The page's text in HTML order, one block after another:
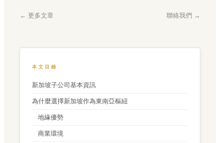
← 更多文章 聯絡我們 →
本文目錄
新加坡子公司基本資訊
為什麼選擇新加坡作為東南亞樞紐
地緣優勢
商業環境